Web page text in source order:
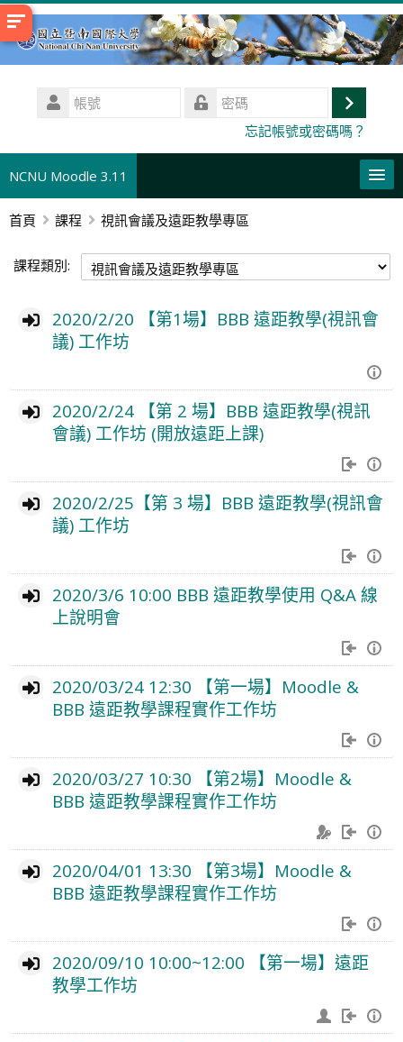
跳
至
號
登
忘記帳號或密碼嗎？
NCNU Moodle 3.11
正體中文 ‎(zh_tw)‎
搜
尋
送
首頁 課程 視訊會議及遠距教學專區
課程類別:
2020/2/20 【第1場】BBB 遠距教學(視訊會
議) 工作坊
2020/2/24 【第 2 場】BBB 遠距教學(視訊
會議) 工作坊 (開放遠距上課)
2020/2/25【第 3 場】BBB 遠距教學(視訊會
議) 工作坊
2020/3/6 10:00 BBB 遠距教學使用 Q&A 線
上說明會
2020/03/24 12:30 【第一場】Moodle &
BBB 遠距教學課程實作工作坊
2020/03/27 10:30 【第2場】Moodle &
BBB 遠距教學課程實作工作坊
2020/04/01 13:30 【第3場】Moodle &
BBB 遠距教學課程實作工作坊
2020/09/10 10:00~12:00 【第一場】遠距
教學工作坊